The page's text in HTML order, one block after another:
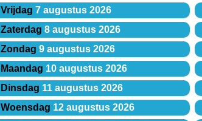
Vrijdag 7 augustus 2026
Zaterdag 8 augustus 2026
Zondag 9 augustus 2026
Maandag 10 augustus 2026
Dinsdag 11 augustus 2026
Woensdag 12 augustus 2026